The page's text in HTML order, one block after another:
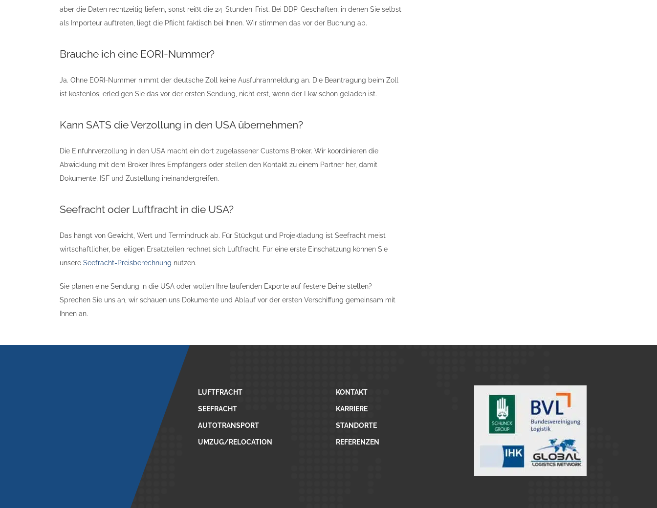
aber die Daten rechtzeitig liefern, sonst reißt die 24-Stunden-Frist. Bei DDP-Geschäften, in denen Sie selbst
als Importeur auftreten, liegt die Pflicht faktisch bei Ihnen. Wir stimmen das vor der Buchung ab.
Brauche ich eine EORI-Nummer?
Ja. Ohne EORI-Nummer nimmt der deutsche Zoll keine Ausfuhranmeldung an. Die Beantragung beim Zoll
ist kostenlos; erledigen Sie das vor der ersten Sendung, nicht erst, wenn der Lkw schon geladen ist.
Kann SATS die Verzollung in den USA übernehmen?
Die Einfuhrverzollung in den USA macht ein dort zugelassener Customs Broker. Wir koordinieren die
Abwicklung mit dem Broker Ihres Empfängers oder stellen den Kontakt zu einem Partner her, damit
Dokumente, ISF und Zustellung ineinandergreifen.
Seefracht oder Luftfracht in die USA?
Das hängt von Gewicht, Wert und Termindruck ab. Für Stückgut und Projektladung ist Seefracht meist
wirtschaftlicher, bei eiligen Ersatzteilen rechnet sich Luftfracht. Für eine erste Einschätzung können Sie
unsere Seefracht-Preisberechnung nutzen.
Sie planen eine Sendung in die USA oder wollen Ihre laufenden Exporte auf festere Beine stellen?
Sprechen Sie uns an, wir schauen uns Dokumente und Ablauf vor der ersten Verschiffung gemeinsam mit
Ihnen an.
LUFTFRACHT
SEEFRACHT
AUTOTRANSPORT
UMZUG/RELOCATION
KONTAKT
KARRIERE
STANDORTE
REFERENZEN